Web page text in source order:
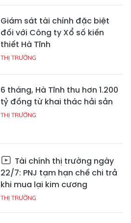
Giám sát tài chính đặc biệt
đối với Công ty Xổ số kiến
thiết Hà Tĩnh
THỊ TRƯỜNG
6 tháng, Hà Tĩnh thu hơn 1.200
tỷ đồng từ khai thác hải sản
THỊ TRƯỜNG
Tài chính thị trường ngày
22/7: PNJ tạm hạn chế chi trả
khi mua lại kim cương
THỊ TRƯỜNG